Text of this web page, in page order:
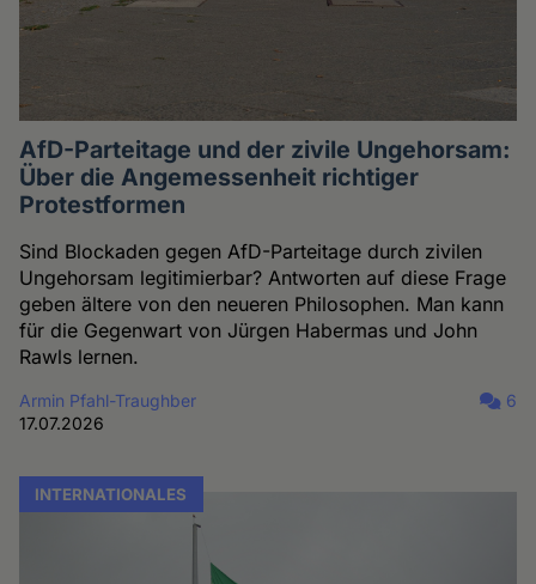
AfD-Parteitage und der zivile Ungehorsam:
Über die Angemessenheit richtiger
Protestformen
Sind Blockaden gegen AfD-Parteitage durch zivilen
Ungehorsam legitimierbar? Antworten auf diese Frage
geben ältere von den neueren Philosophen. Man kann
für die Gegenwart von Jürgen Habermas und John
Rawls lernen.
Armin Pfahl-Traughber
17.07.2026
6
INTERNATIONALES